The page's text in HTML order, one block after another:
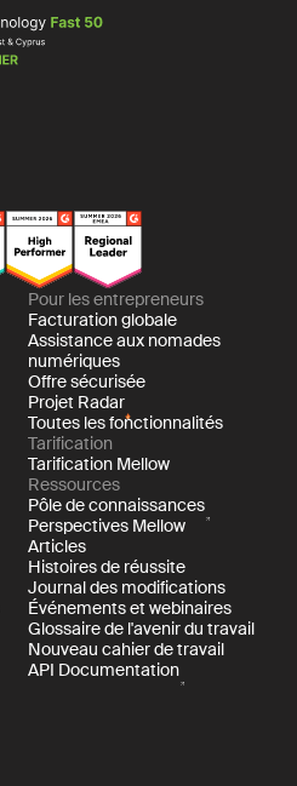
Pour les entrepreneurs
Facturation globale
Assistance aux nomades
numériques
Offre sécurisée
Projet Radar
Toutes les fonctionnalités
Tarification
Tarification Mellow
Ressources
Pôle de connaissances
Perspectives Mellow
Articles
Histoires de réussite
Journal des modifications
Événements et webinaires
Glossaire de l'avenir du travail
Nouveau cahier de travail
API Documentation